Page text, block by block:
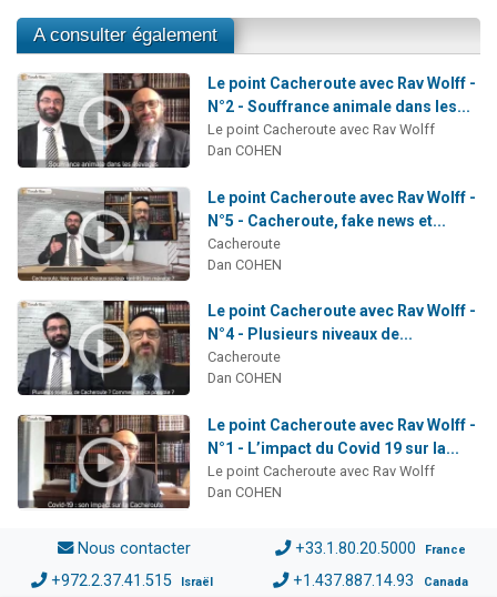
A consulter également
Le point Cacheroute avec Rav Wolff -
N°2 - Souffrance animale dans les...
Le point Cacheroute avec Rav Wolff
Dan COHEN
Le point Cacheroute avec Rav Wolff -
N°5 - Cacheroute, fake news et...
Cacheroute
Dan COHEN
Le point Cacheroute avec Rav Wolff -
N°4 - Plusieurs niveaux de...
Cacheroute
Dan COHEN
Le point Cacheroute avec Rav Wolff -
N°1 - L’impact du Covid 19 sur la...
Le point Cacheroute avec Rav Wolff
Dan COHEN
Nous contacter +33.1.80.20.5000 France
+972.2.37.41.515 Israël +1.437.887.14.93 Canada